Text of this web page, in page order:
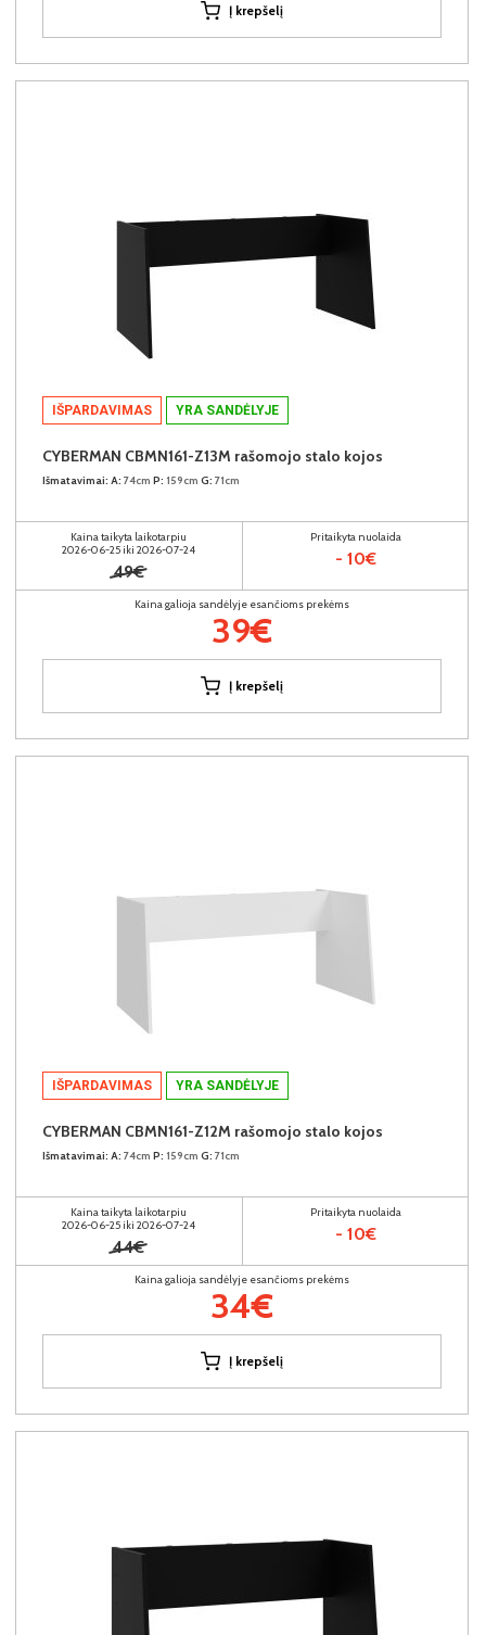
Į krepšelį
IŠPARDAVIMAS YRA SANDĖLYJE
CYBERMAN CBMN161-Z13M rašomojo stalo kojos
Išmatavimai: A: 74cm P: 159cm G: 71cm
Kaina taikyta laikotarpiu
2026-06-25 iki 2026-07-24
49€
Pritaikyta nuolaida
- 10€
Kaina galioja sandėlyje esančioms prekėms
39€
Į krepšelį
IŠPARDAVIMAS YRA SANDĖLYJE
CYBERMAN CBMN161-Z12M rašomojo stalo kojos
Išmatavimai: A: 74cm P: 159cm G: 71cm
Kaina taikyta laikotarpiu
2026-06-25 iki 2026-07-24
44€
Pritaikyta nuolaida
- 10€
Kaina galioja sandėlyje esančioms prekėms
34€
Į krepšelį